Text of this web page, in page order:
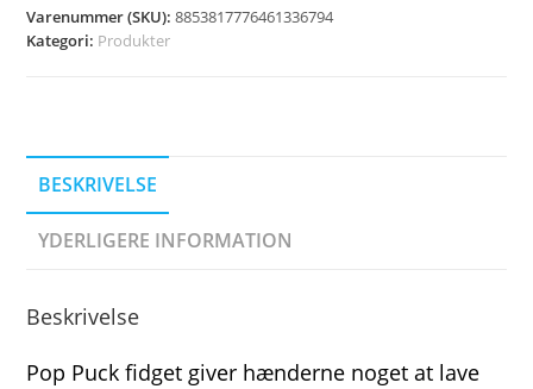
Varenummer (SKU):8853817776461336794
Kategori: Produkter
BESKRIVELSE
YDERLIGERE INFORMATION
Beskrivelse
Pop Puck fidget giver hænderne noget at lave